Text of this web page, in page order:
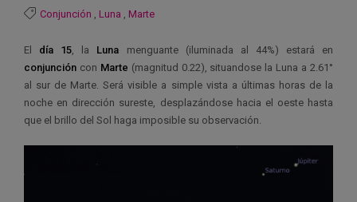
Conjunción Luna Marte
El día 15 , la Luna menguante (iluminada al 44%) estará en
conjunción con Marte (magnitud 0.22), situandose la Luna a 2.61°
al sur de Marte. Será visible a simple vista a últimas horas de la
noche en dirección sureste, desplazándose hacia el oeste hasta
que el brillo del Sol haga imposible su observación.